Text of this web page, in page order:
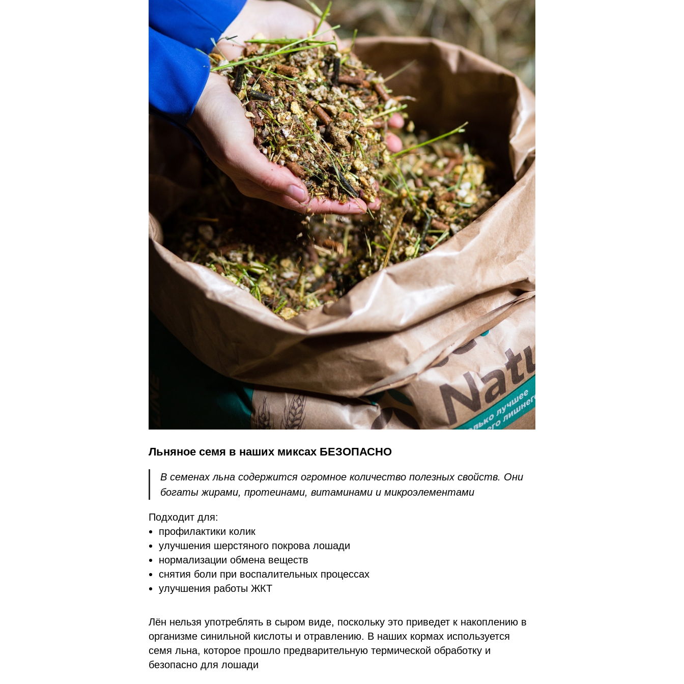
Льняное семя в наших миксах БЕЗОПАСНО
В семенах льна содержится огромное количество полезных свойств. Они
богаты жирами, протеинами, витаминами и микроэлементами
Подходит для:
профилактики колик
улучшения шерстяного покрова лошади
нормализации обмена веществ
снятия боли при воспалительных процессах
улучшения работы ЖКТ
Лён нельзя употреблять в сыром виде, поскольку это приведет к накоплению в
организме синильной кислоты и отравлению. В наших кормах используется
семя льна, которое прошло предварительную термической обработку и
безопасно для лошади